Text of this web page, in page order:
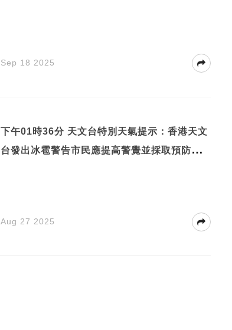
Sep 18 2025
下午01時36分 天文台特別天氣提示：香港天文
台發出冰雹警告市民應提高警覺並採取預防措
Aug 27 2025